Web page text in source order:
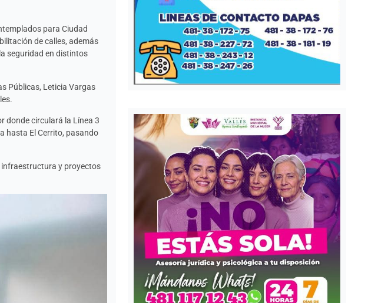
para Ciudad
de calles, además
seguridad en distintos
Públicas, Leticia Vargas
donde circulará la Línea 3
hasta El Cerrito, pasando
infraestructura y proyectos